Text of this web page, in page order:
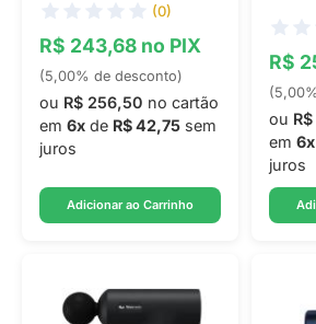
(0)
R$ 243,68 no PIX
(5,00% de desconto)
ou R$ 256,50 no cartão
em 6x de R$ 42,75 sem
juros
Adicionar ao Carrinho
R$
ou
em 6x
juros